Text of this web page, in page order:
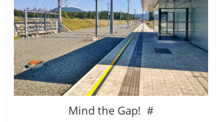
Mind the Gap! #